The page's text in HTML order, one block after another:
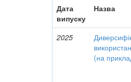
Дата
випуску
Назва
2025
(на